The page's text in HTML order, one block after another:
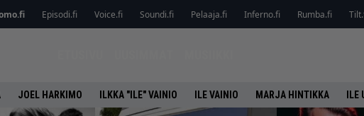
Episodi.fi Voice.fi Soundi.fi Pelaaja.fi Inferno.fi Rumba.fi
JOEL HARKIMO ILKKA "ILE" VAINIO ILE VAINIO MARJA HINTIKKA